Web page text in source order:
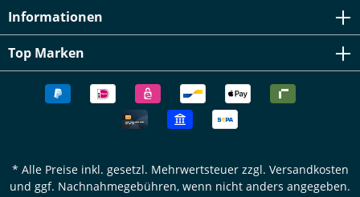
Informationen
Top Marken
* Alle Preise inkl. gesetzl. Mehrwertsteuer zzgl. Versandkosten
und ggf. Nachnahmegebühren, wenn nicht anders angegeben.